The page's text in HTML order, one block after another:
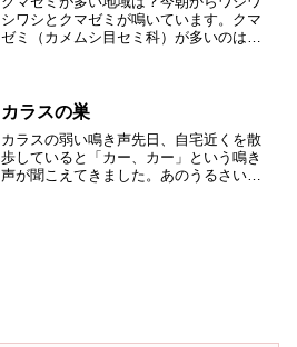
シワシとクマゼミが鳴いています。クマ
ゼミ（カメムシ目セミ科）が多いのは国
ます。クマゼミの北限は？...
カラスの巣
カラスの弱い鳴き声先日、自宅近くを散
歩していると「カー、カー」という鳴き
声が聞こえてきました。あのうるさい